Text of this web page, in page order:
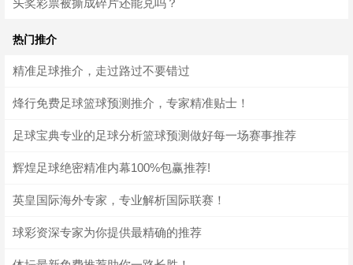
头奖彩票被撕成碎片还能兑吗？
热门推介
精准足球推介，走过路过不要错过
烽行免费足球篮球预测推介，专家精准贴士！
足球宝典专业的足球分析篮球预测做好每一场赛事推荐
辉煌足球绝密精准内幕100%包赢推荐!
英皇国际海外专家，专业解析国际联赛！
球彩资深专家为你提供最精确的推荐